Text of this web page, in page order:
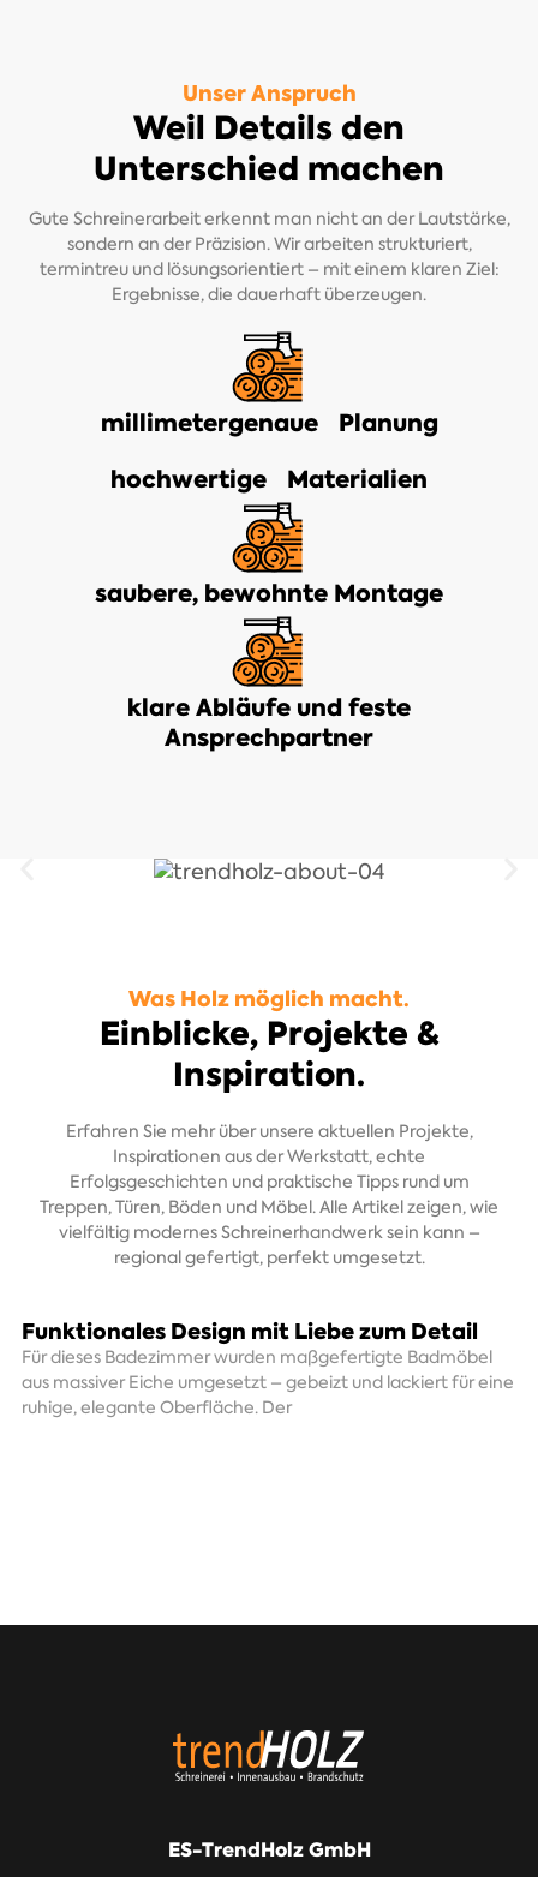
Unser Anspruch
Weil Details den
Unterschied machen
Gute Schreinerarbeit erkennt man nicht an der Lautstärke,
sondern an der Präzision. Wir arbeiten strukturiert,
termintreu und lösungsorientiert – mit einem klaren Ziel:
Ergebnisse, die dauerhaft überzeugen.
millimetergenaue Planung
hochwertige Materialien
saubere, bewohnte Montage
klare Abläufe und feste
Ansprechpartner
Was Holz möglich macht.
Einblicke, Projekte &
Inspiration.
Erfahren Sie mehr über unsere aktuellen Projekte,
Inspirationen aus der Werkstatt, echte
Erfolgsgeschichten und praktische Tipps rund um
Treppen, Türen, Böden und Möbel. Alle Artikel zeigen, wie
vielfältig modernes Schreinerhandwerk sein kann –
regional gefertigt, perfekt umgesetzt.
Funktionales Design mit Liebe zum Detail
Für dieses Badezimmer wurden maßgefertigte Badmöbel
aus massiver Eiche umgesetzt – gebeizt und lackiert für eine
ruhige, elegante Oberfläche. Der
ES-TrendHolz GmbH